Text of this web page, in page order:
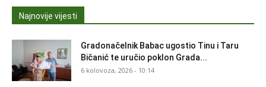
Najnovije vijesti
Gradonačelnik Babac ugostio Tinu i Taru
Bičanić te uručio poklon Grada...
6 kolovoza, 2026 - 10:14